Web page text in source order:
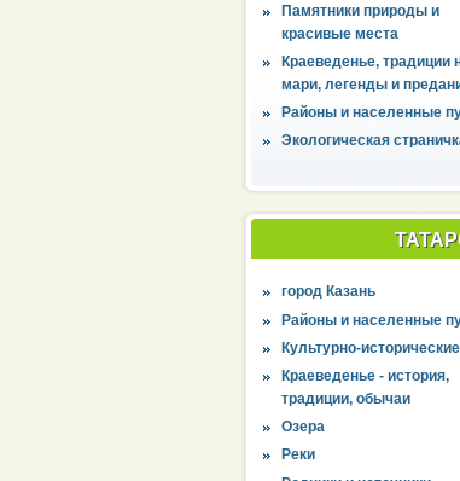
Памятники природы и
красивые места
Краеведенье, традиции
мари, легенды и
Районы и населенные
Экологическая
город Казань
Районы и населенные
Культурно-
Краеведенье - история,
традиции, обычаи
Озера
Реки